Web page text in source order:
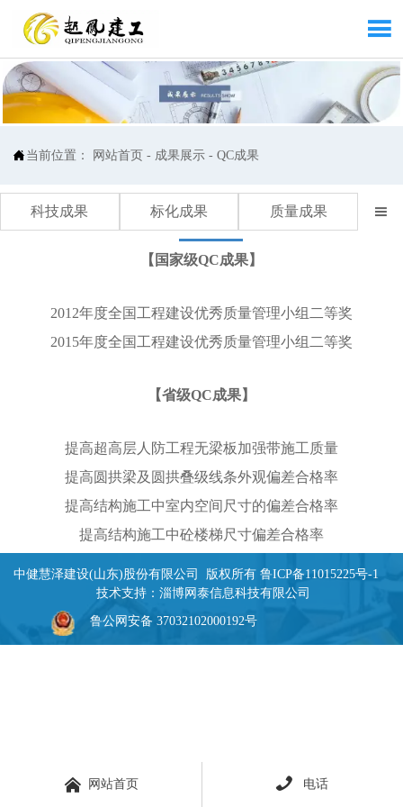

 当前位置： 网站首页 - 成果展示 -QC成果
科技成果 标化成果 质量成果 
【国家级QC成果】
2012年度全国工程建设优秀质量管理小组二等奖
2015年度全国工程建设优秀质量管理小组二等奖
【省级QC成果】
提高超高层人防工程无梁板加强带施工质量
提高圆拱梁及圆拱叠级线条外观偏差合格率
提高结构施工中室内空间尺寸的偏差合格率
提高结构施工中砼楼梯尺寸偏差合格率
中健慧泽建设(山东)股份有限公司 版权所有 鲁ICP备11015225号-1
技术支持： 淄博网泰信息科技有限公司
鲁公网安备 37032102000192号
 网站首页  电话